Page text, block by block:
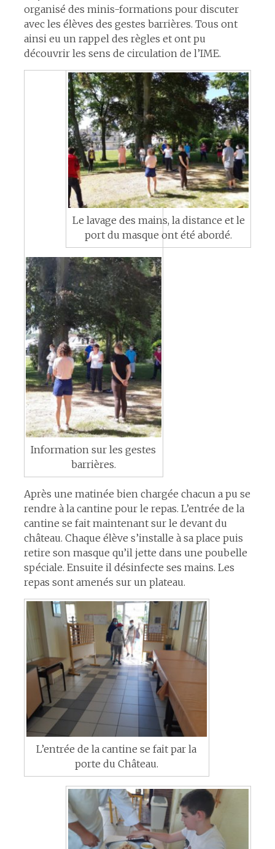
organisé des minis-formations pour discuter
avec les élèves des gestes barrières. Tous ont
ainsi eu un rappel des règles et ont pu
découvrir les sens de circulation de l’IME.
Le lavage des mains, la distance et le
port du masque ont été abordé.
Information sur les gestes
barrières.
Après une matinée bien chargée chacun a pu se
rendre à la cantine pour le repas. L’entrée de la
cantine se fait maintenant sur le devant du
château. Chaque élève s’installe à sa place puis
retire son masque qu’il jette dans une poubelle
spéciale. Ensuite il désinfecte ses mains. Les
repas sont amenés sur un plateau.
L’entrée de la cantine se fait par la
porte du Château.